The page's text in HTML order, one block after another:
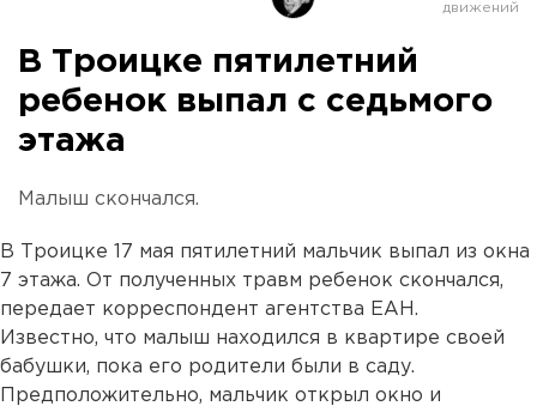
В Троицке пятилетний
ребенок выпал с седьмого
этажа
Малыш скончался.
В Троицке 17 мая пятилетний мальчик выпал из окна
7 этажа. От полученных травм ребенок скончался,
передает корреспондент агентства ЕАН.
Известно, что малыш находился в квартире своей
бабушки, пока его родители были в саду.
Предположительно, мальчик открыл окно и